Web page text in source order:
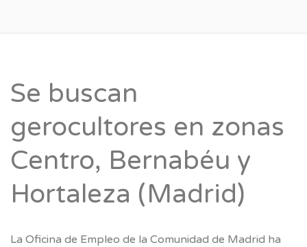
Se buscan
gerocultores en zonas
Centro, Bernabéu y
Hortaleza (Madrid)
La Oficina de Empleo de la Comunidad de Madrid ha